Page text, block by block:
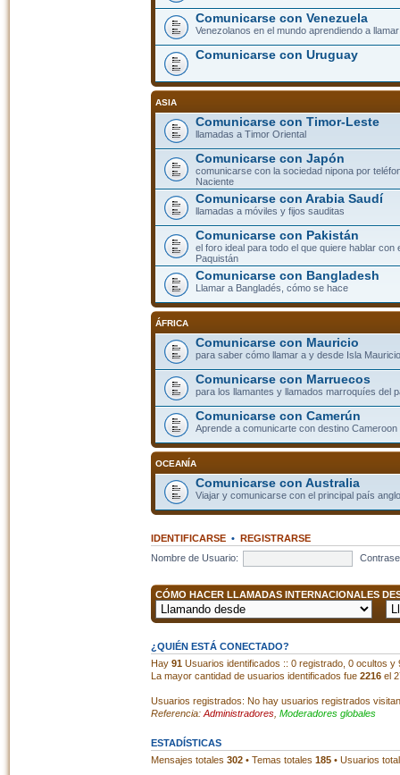
Comunicarse con Venezuela
Venezolanos en el mundo aprendiendo a
Comunicarse con Uruguay
ASIA
Comunicarse con Timor-Leste
llamadas a Timor Oriental
Comunicarse con Japón
comunicarse con la sociedad nipona por
Naciente
Comunicarse con Arabia Saudí
llamadas a móviles y fijos sauditas
Comunicarse con Pakistán
el foro ideal para todo el que quiere hablar con
Paquistán
Comunicarse con Bangladesh
Llamar a Bangladés, cómo se hace
ÁFRICA
Comunicarse con Mauricio
para saber cómo llamar a y desde Isla
Comunicarse con Marruecos
para los llamantes y llamados marroquíes del
Comunicarse con Camerún
Aprende a comunicarte con destino Cameroon
OCEANÍA
Comunicarse con Australia
Viajar y comunicarse con el principal país
IDENTIFICARSE• REGISTRARSE
Nombre de Usuario:
CÓMO HACER LLAMADAS INTERNACIONALES
¿QUIÉN ESTÁ CONECTADO?
Hay 91Usuarios identificados :: 0 registrado, 0 ocultos
La mayor cantidad de usuarios identificados fue 2216el
Usuarios registrados: No hay usuarios registrados
Referencia: Administradores, Moderadores globales
ESTADÍSTICAS
Mensajes totales 302• Temas totales 185• Usuarios